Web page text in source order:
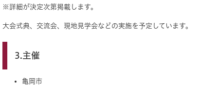
※詳細が決定次第掲載します。
大会式典、交流会、現地見学会などの実施を予定しています。
3.主催
亀岡市